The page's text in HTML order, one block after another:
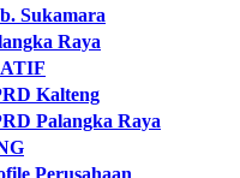
Sukamara
Raya
Kalteng
Palangka Raya
Perusahaan